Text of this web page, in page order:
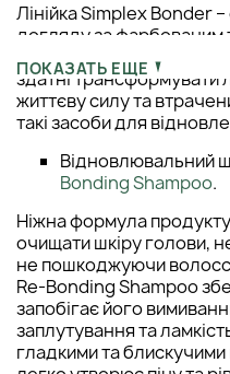
Лінійка Simplex Bonder
догляду за
Завдяки регулярному
здатні трансформувати
життєву силу та
такі засоби для
Відновлювальний
Bonding Shampoo.
Ніжна формула
очищати шкіру голови,
не пошкоджуючи
Re-Bonding Shampoo
запобігає його
заплутування та
гладкими та
ПОКАЗАТЬ ЕЩЕ